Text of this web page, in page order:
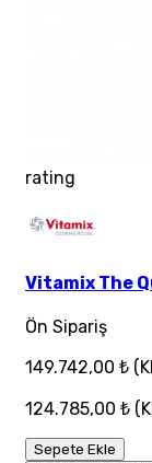
rating
Vitamix The
Ön Sipariş
149.742,00 ₺
124.785,00 ₺
Sepete Ekle